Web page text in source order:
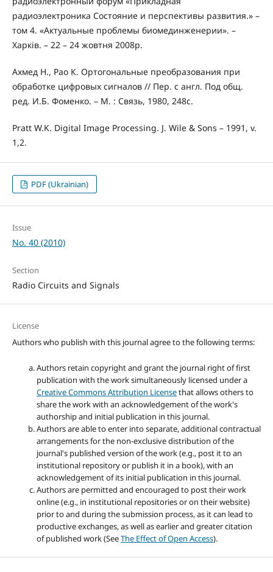
радиоэлектроника Состояние и перспективы развития.» –
том 4. «Актуальные проблемы биомединженерии». –
Харків. – 22 – 24 жовтня 2008р.
Ахмед Н., Рао К. Ортогональные преобразования при
обработке цифровых сигналов // Пер. с англ. Под общ.
ред. И.Б. Фоменко. – М. : Связь, 1980, 248с.
Pratt W.K. Digital Image Processing. J. Wile & Sons – 1991, v.
1,2.
PDF (Ukrainian)
Issue
No. 40 (2010)
Section
Radio Circuits and Signals
License
Authors who publish with this journal agree to the following terms:
Authors retain copyright and grant the journal right of first
publication with the work simultaneously licensed under a
Creative Commons Attribution Licensethat allows others to
share the work with an acknowledgement of the work's
authorship and initial publication in this journal.
Authors are able to enter into separate, additional contractual
arrangements for the non-exclusive distribution of the
journal's published version of the work (e.g., post it to an
institutional repository or publish it in a book), with an
acknowledgement of its initial publication in this journal.
Authors are permitted and encouraged to post their work
online (e.g., in institutional repositories or on their website)
prior to and during the submission process, as it can lead to
productive exchanges, as well as earlier and greater citation
of published work (SeeThe Effect of Open Access).